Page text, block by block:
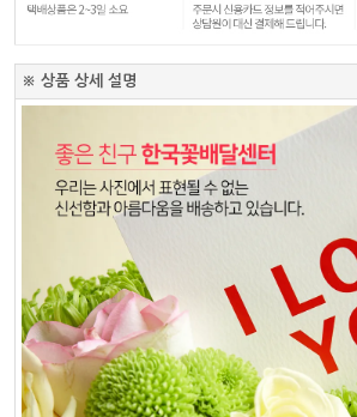
※ 상품 상세 설명